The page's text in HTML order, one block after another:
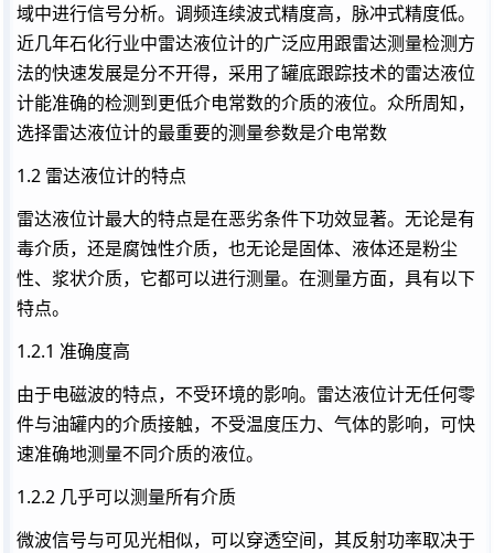
域中进行信号分析。调频连续波式精度高，脉冲式精度低。
近几年石化行业中雷达液位计的广泛应用跟雷达测量检测方
法的快速发展是分不开得，采用了罐底跟踪技术的雷达液位
计能准确的检测到更低介电常数的介质的液位。众所周知，
选择雷达液位计的最重要的测量参数是介电常数
1.2 雷达液位计的特点
雷达液位计最大的特点是在恶劣条件下功效显著。无论是有
毒介质，还是腐蚀性介质，也无论是固体、液体还是粉尘
性、浆状介质，它都可以进行测量。在测量方面，具有以下
特点。
1.2.1 准确度高
由于电磁波的特点，不受环境的影响。雷达液位计无任何零
件与油罐内的介质接触，不受温度压力、气体的影响，可快
速准确地测量不同介质的液位。
1.2.2 几乎可以测量所有介质
微波信号与可见光相似，可以穿透空间，其反射功率取决于